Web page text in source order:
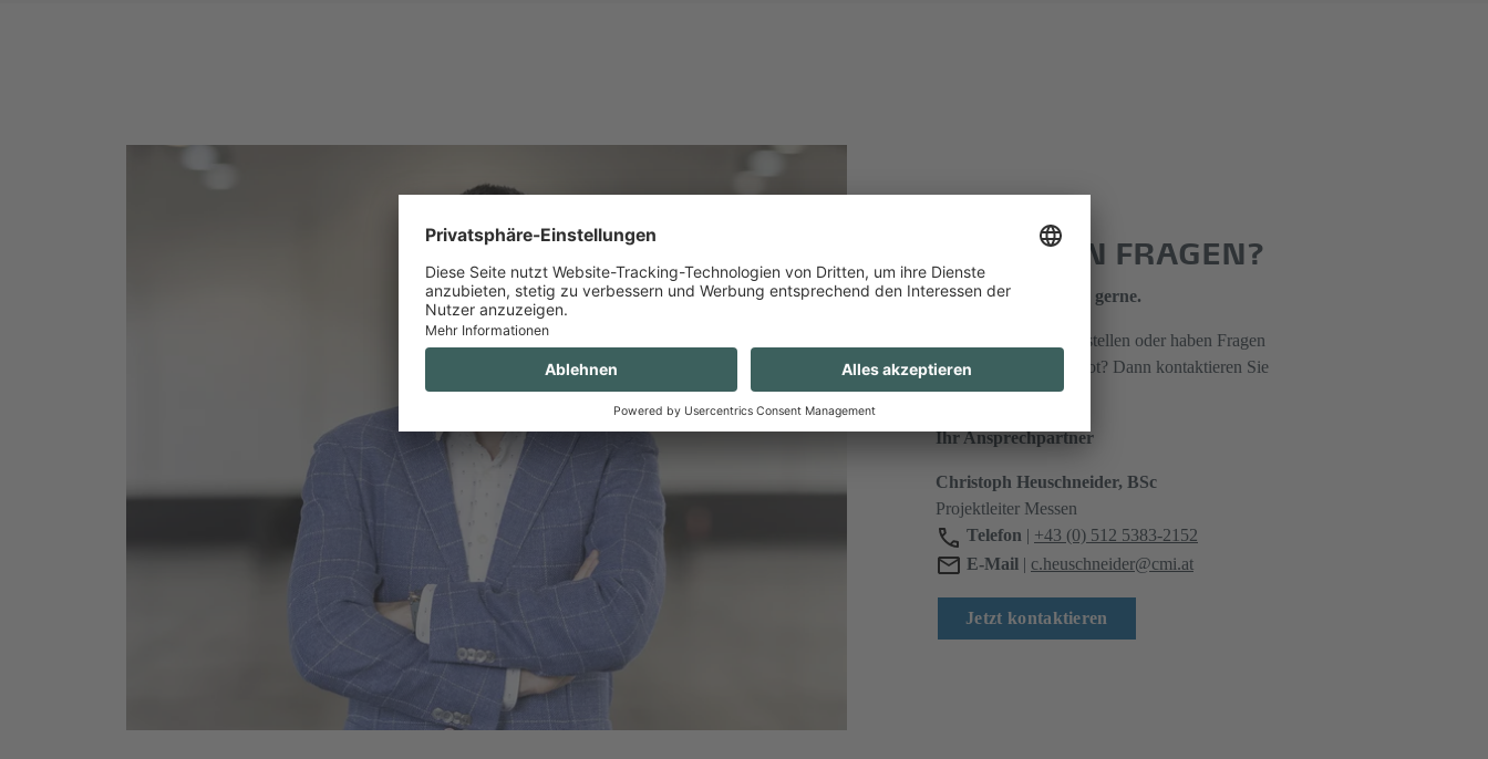
SIE HABEN FRAGEN?
Wir unterstützen Sie gerne.
Sie würden gerne ausstellen oder haben Fragen
rund um unser Angebot? Dann kontaktieren Sie
uns.
Ihr Ansprechpartner
Christoph Heuschneider, BSc
Projektleiter Messen
Telefon | +43 (0) 512 5383-2152
E-Mail | c.heuschneider@cmi.at
Jetzt kontaktieren